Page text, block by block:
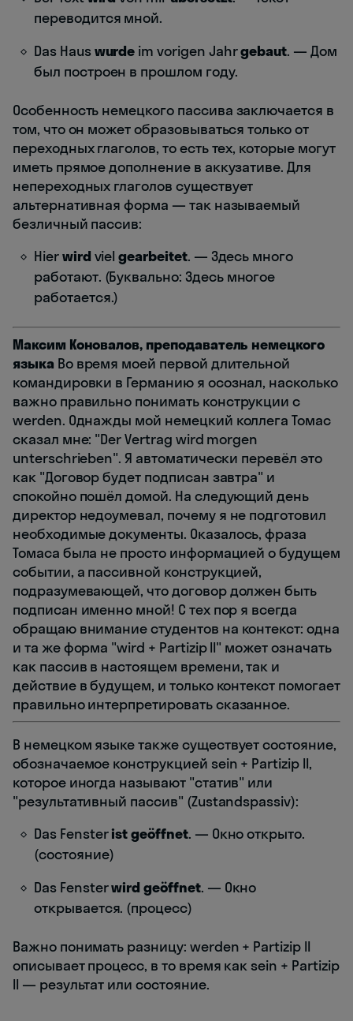
переводится мной.
Das Hauswurde im vorigen Jahrgebaut. — Дом
был построен в прошлом году.
Особенность немецкого пассива заключается в
том, что он может образовываться только от
переходных глаголов, то есть тех, которые могут
иметь прямое дополнение в аккузативе. Для
непереходных глаголов существует
альтернативная форма — так называемый
безличный пассив:
Hierwird vielgearbeitet. — Здесь много
работают. (Буквально: Здесь многое
работается.)
Максим Коновалов, преподаватель немецкого
языка Во время моей первой длительной
командировки в Германию я осознал, насколько
важно правильно понимать конструкции с
werden. Однажды мой немецкий коллега Томас
сказал мне: "Der Vertrag wird morgen
unterschrieben". Я автоматически перевёл это
как "Договор будет подписан завтра" и
спокойно пошёл домой. На следующий день
директор недоумевал, почему я не подготовил
необходимые документы. Оказалось, фраза
Томаса была не просто информацией о будущем
событии, а пассивной конструкцией,
подразумевающей, что договор должен быть
подписан именно мной! С тех пор я всегда
обращаю внимание студентов на контекст: одна
и та же форма "wird + Partizip II" может означать
как пассив в настоящем времени, так и
действие в будущем, и только контекст помогает
правильно интерпретировать сказанное.
В немецком языке также существует состояние,
обозначаемое конструкцией sein + Partizip II,
которое иногда называют "статив" или
"результативный пассив" (Zustandspassiv):
Das Fensteristgeöffnet. — Окно открыто.
(состояние)
Das Fensterwird geöffnet. — Окно
открывается. (процесс)
Важно понимать разницу: werden + Partizip II
описывает процесс, в то время как sein + Partizip
II — результат или состояние.